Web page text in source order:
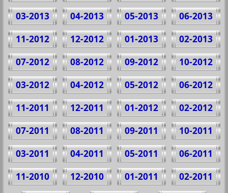
06-2013
05-2013
04-2013
03-2013
02-2013
01-2013
12-2012
11-2012
10-2012
09-2012
08-2012
07-2012
06-2012
05-2012
04-2012
03-2012
02-2012
01-2012
12-2011
11-2011
10-2011
09-2011
08-2011
07-2011
06-2011
05-2011
04-2011
03-2011
02-2011
01-2011
12-2010
11-2010